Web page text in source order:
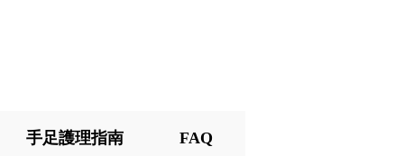
手足護理指南 FAQ